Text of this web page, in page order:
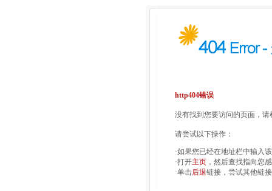
http404错误
没有找到您要访问的页面，
请尝试以下操作：
·如果您已经在地址栏中输入
·打开主页 ，然后查找指向您
·单击后退链接，尝试其他链